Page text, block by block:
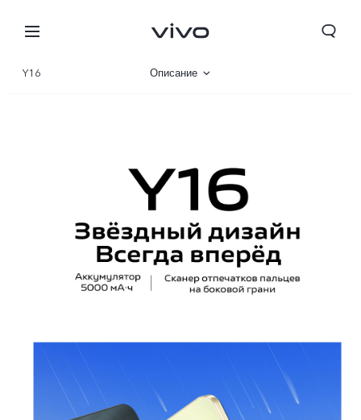
Y16 Описание